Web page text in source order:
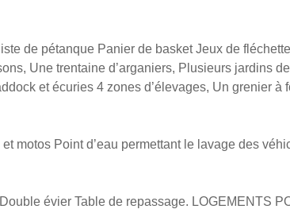
de pétanque Panier de basket Jeux de
Une trentaine d’arganiers, Plusieurs jardins
et écuries 4 zones d’élevages, Un grenier
motos Point d’eau permettant le lavage des
évier Table de repassage. LOGEMENTS